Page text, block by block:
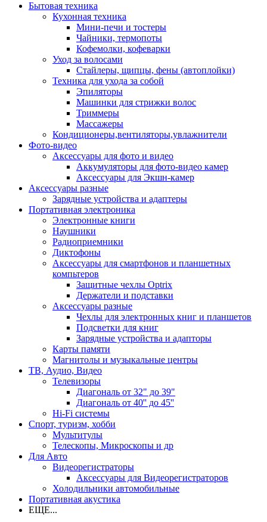
Бытовая техника
Кухонная техника
Мини-печи и тостеры
Чайники, термопоты
Кофемолки, кофеварки
Уход за волосами
Стайлеры, щипцы, фены (автоплойки)
Техника для ухода за собой
Эпиляторы
Машинки для стрижки волос
Триммеры
Массажеры
Кондиционеры,вентиляторы,увлажнители
Фото-видео
Аксессуары для фото и видео
Аккумуляторы для фото-видео камер
Аксессуары для Экшн-камер
Аксессуары разные
Зарядные устройства и адаптеры
Портативная электроника
Электронные книги
Наушники
Радиоприемники
Диктофоны
Аксессуары для смартфонов и планшетных
компьтеров
Защитные чехлы Optrix
Держатели и подставки
Аксессуары разные
Чехлы для электронных книг и планшетов
Подсветки для книг
Зарядные устройства и адапторы
Карты памяти
Магнитолы и музыкальные центры
ТВ, Аудио, Видео
Телевизоры
Диагональ от 32" до 39"
Диагональ от 40'' до 45''
Hi-Fi системы
Спорт, туризм, хобби
Мультитулы
Телескопы, Микроскопы и др
Для Авто
Видеорегистраторы
Аксессуары для Видеорегистраторов
Холодильники автомобильные
Портативная акустика
ЕЩЕ...